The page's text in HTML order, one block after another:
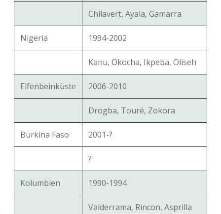
Chilavert, Ayala, Gamarra
Nigeria 1994-2002
Kanu, Okocha, Ikpeba, Oliseh
Elfenbeinküste 2006-2010
Drogba, Touré, Zokora
Burkina Faso 2001-?
?
Kolumbien 1990-1994
Valderrama, Rincon, Asprilla